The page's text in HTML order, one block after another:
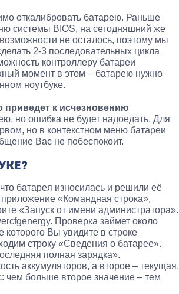
откалибровать батарею. Раньше
системы BIOS, на сегодняшний же
не осталось, поэтому мы
2-3 последовательных цикла
контроллеру батареи
момент в этом – батарею нужно
ноутбуке.
приведет к исчезновению
но ошибка не будет надоедать. Для
но в контекстном меню батареи
Вас не побеспокоит.
батарея износилась и решили её
«Командная строка»,
«Запуск от имени администратора».
Проверка займет около
которого Вы увидите в строке
строку «Сведения о батарее».
полная зарядка».
аккумуляторов, а второе – текущая.
чем больше второе значение – тем